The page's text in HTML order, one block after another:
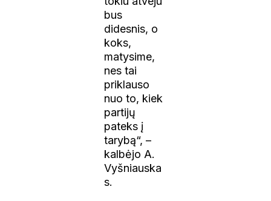
bus
didesnis, o
koks,
matysime,
nes tai
priklauso
nuo to, kiek
partijų
pateks į
tarybą“, –
kalbėjo A.
Vyšniauska
s.